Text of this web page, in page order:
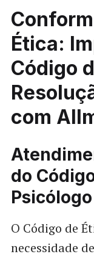
Ética:
Código
com
do
O Código de
necessidade